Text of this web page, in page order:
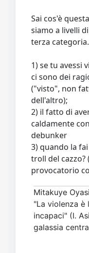
Sai cos'è
siamo a livelli
terza categoria.
1) se tu avessi
ci sono dei
("visto", non
dell'altro);
2) il fatto di
caldamente
debunker
3) quando la
troll del
provocatorio
Mitakuye
"La violenza
incapaci" (I.
galassia